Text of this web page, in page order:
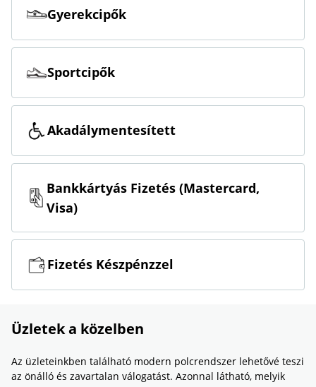
Gyerekcipők
Sportcipők
Akadálymentesített
Bankkártyás Fizetés (Mastercard,
Visa)
Fizetés Készpénzzel
Üzletek a közelben
Az üzleteinkben található modern polcrendszer lehetővé teszi
az önálló és zavartalan válogatást. Azonnal látható, melyik